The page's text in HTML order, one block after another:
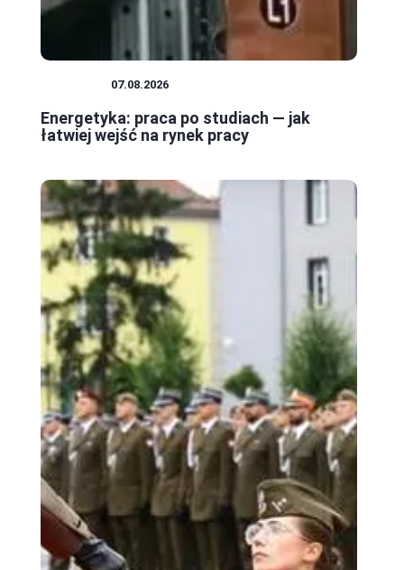
07.08.2026
Energetyka: praca po studiach — jak
łatwiej wejść na rynek pracy